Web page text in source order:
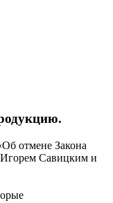
отмене Закона
Игорем Савицким и